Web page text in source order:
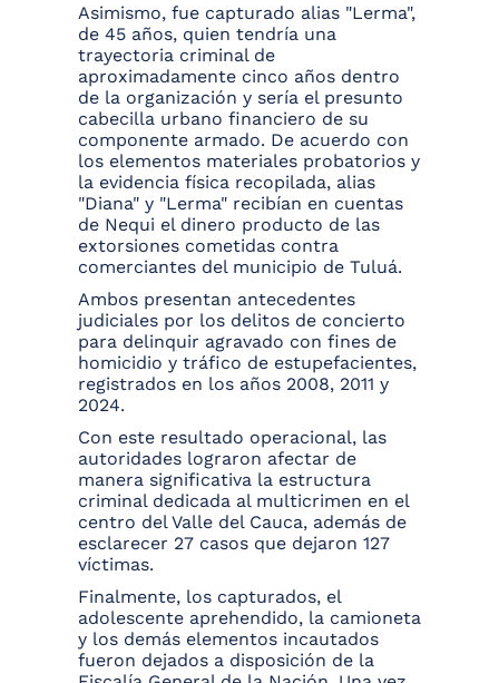
Asimismo, fue capturado alias "Lerma",
de 45 años, quien tendría una
trayectoria criminal de
aproximadamente cinco años dentro
de la organización y sería el presunto
cabecilla urbano financiero de su
componente armado. De acuerdo con
los elementos materiales probatorios y
la evidencia física recopilada, alias
"Diana" y "Lerma" recibían en cuentas
de Nequi el dinero producto de las
extorsiones cometidas contra
comerciantes del municipio de Tuluá.
Ambos presentan antecedentes
judiciales por los delitos de concierto
para delinquir agravado con fines de
homicidio y tráfico de estupefacientes,
registrados en los años 2008, 2011 y
2024.
Con este resultado operacional, las
autoridades lograron afectar de
manera significativa la estructura
criminal dedicada al multicrimen en el
centro del Valle del Cauca, además de
esclarecer 27 casos que dejaron 127
víctimas.
Finalmente, los capturados, el
adolescente aprehendido, la camioneta
y los demás elementos incautados
fueron dejados a disposición de la